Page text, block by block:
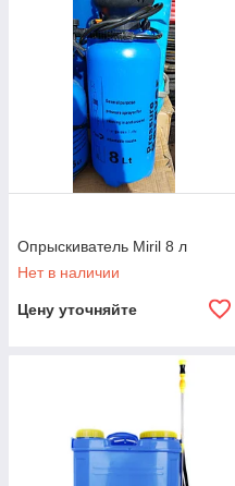
Опрыскиватель Miril 8 л
Нет в наличии
Цену уточняйте